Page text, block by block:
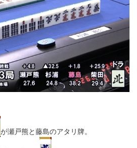
が瀬戸熊と藤島のアタリ牌。